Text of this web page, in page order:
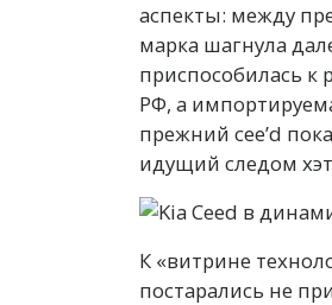
аспекты: между
марка шагнула
приспособилась к
РФ, а
прежний cee’d
идущий следом
К «витрине
постарались не